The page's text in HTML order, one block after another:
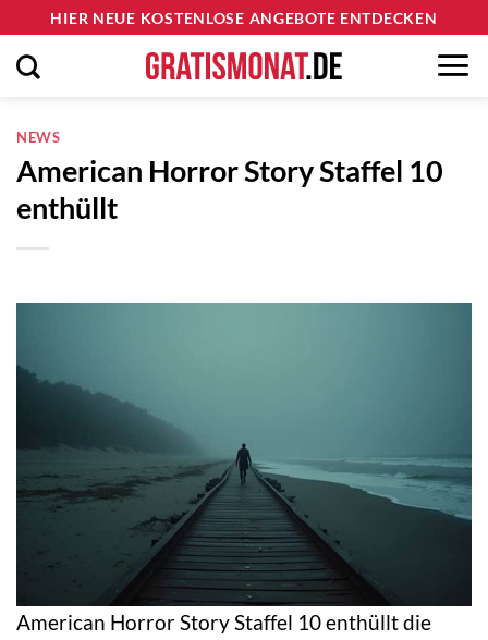
Inhalt
springen
HIER NEUE KOSTENLOSE ANGEBOTE ENTDECKEN
NEWS
American Horror Story Staffel 10
enthüllt
American Horror Story Staffel 10 enthüllt die